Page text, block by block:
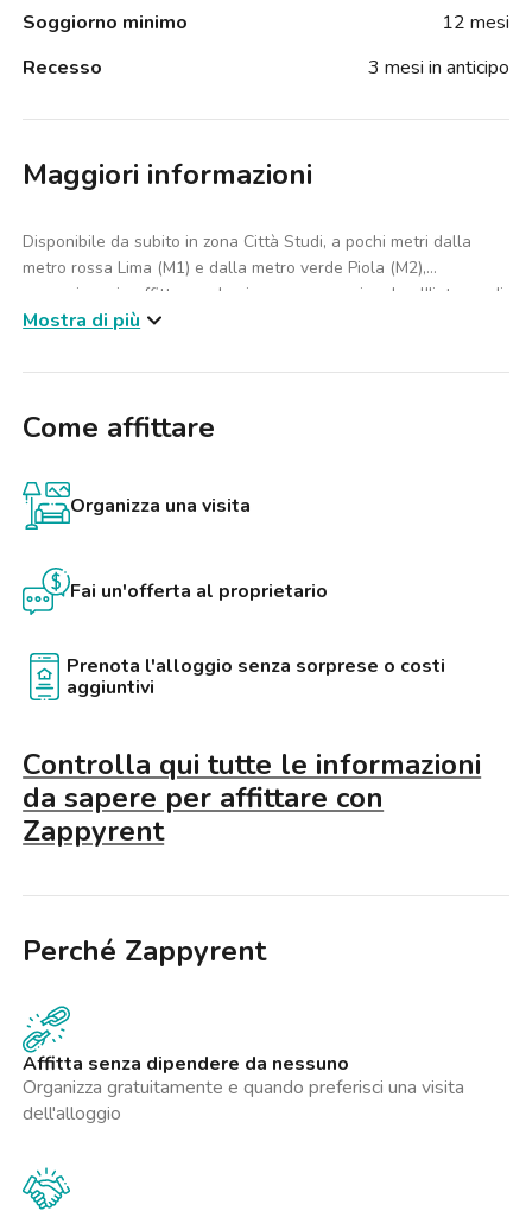
Soggiorno minimo
12 mesi
Recesso
3 mesi in anticipo
Maggiori informazioni
Disponibile da subito in zona Città Studi, a pochi metri dalla
metro rossa Lima (M1) e dalla metro verde Piola (M2),
proponiamo in affitto una luminosa camera singola all'interno di
un ampio appartamento di 6 stanze totali.
L’appartamento, situato al secondo piano con ascensore, è
2 bagni
La camera è arredata con un letto singolo, scrivania con sedia e
armadio.
Nelle immediate vicinanze sono presenti numerosi servizi, tra cui
supermercati, bar e ristoranti, che rendono la zona ben servita e
Per informazioni e visite, contattaci.
Mostra di più
Come affittare
Organizza una visita
Fai un'offerta al proprietario
Prenota l'alloggio senza sorprese o costi
aggiuntivi
Controlla qui tutte le informazioni
da sapere per affittare con
Zappyrent
Perché Zappyrent
Affitta senza dipendere da nessuno
Organizza gratuitamente e quando preferisci una visita
dell'alloggio